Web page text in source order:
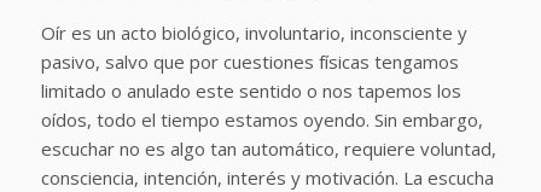
Oír es un acto biológico, involuntario, inconsciente y
pasivo, salvo que por cuestiones físicas tengamos
limitado o anulado este sentido o nos tapemos los
oídos, todo el tiempo estamos oyendo. Sin embargo,
escuchar no es algo tan automático, requiere voluntad,
consciencia, intención, interés y motivación. La escucha